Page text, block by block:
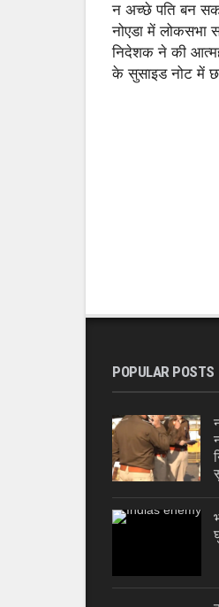
न अच्छे पति बन
नोएडा में लोकसभा
निदेशक ने की
के सुसाइड नोट में
POPULAR POSTS